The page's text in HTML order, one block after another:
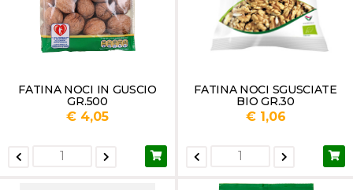
FATINA NOCI IN GUSCIO
GR.500
€ 4,05
FATINA NOCI SGUSCIATE
BIO GR.30
€ 1,06